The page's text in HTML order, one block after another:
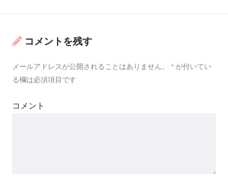
コメントを残す
メールアドレスが公開されることはありません。 * が付いてい
る欄は必須項目です
コメント